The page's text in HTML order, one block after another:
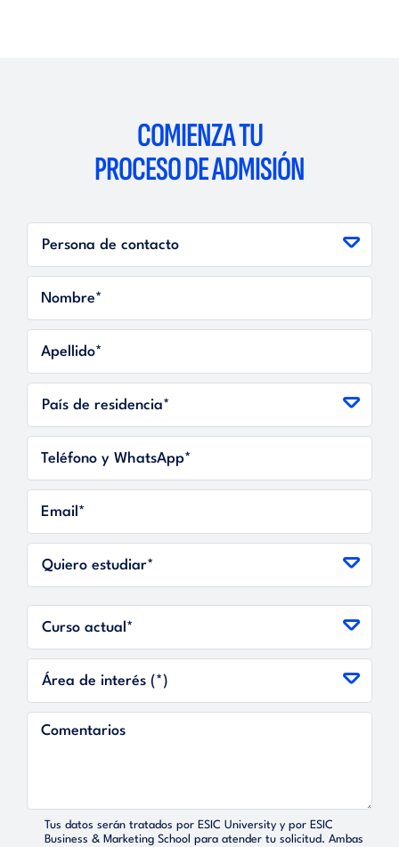
COMIENZA TU
PROCESO DE ADMISIÓN
Tus datos serán tratados por ESIC University y por ESIC
Business & Marketing School para atender tu solicitud. Ambas